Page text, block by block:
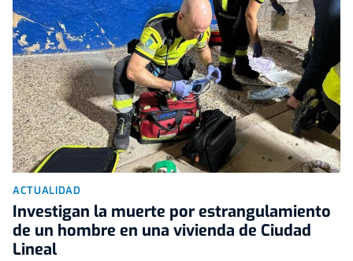
ACTUALIDAD
Investigan la muerte por estrangulamiento
de un hombre en una vivienda de Ciudad
Lineal